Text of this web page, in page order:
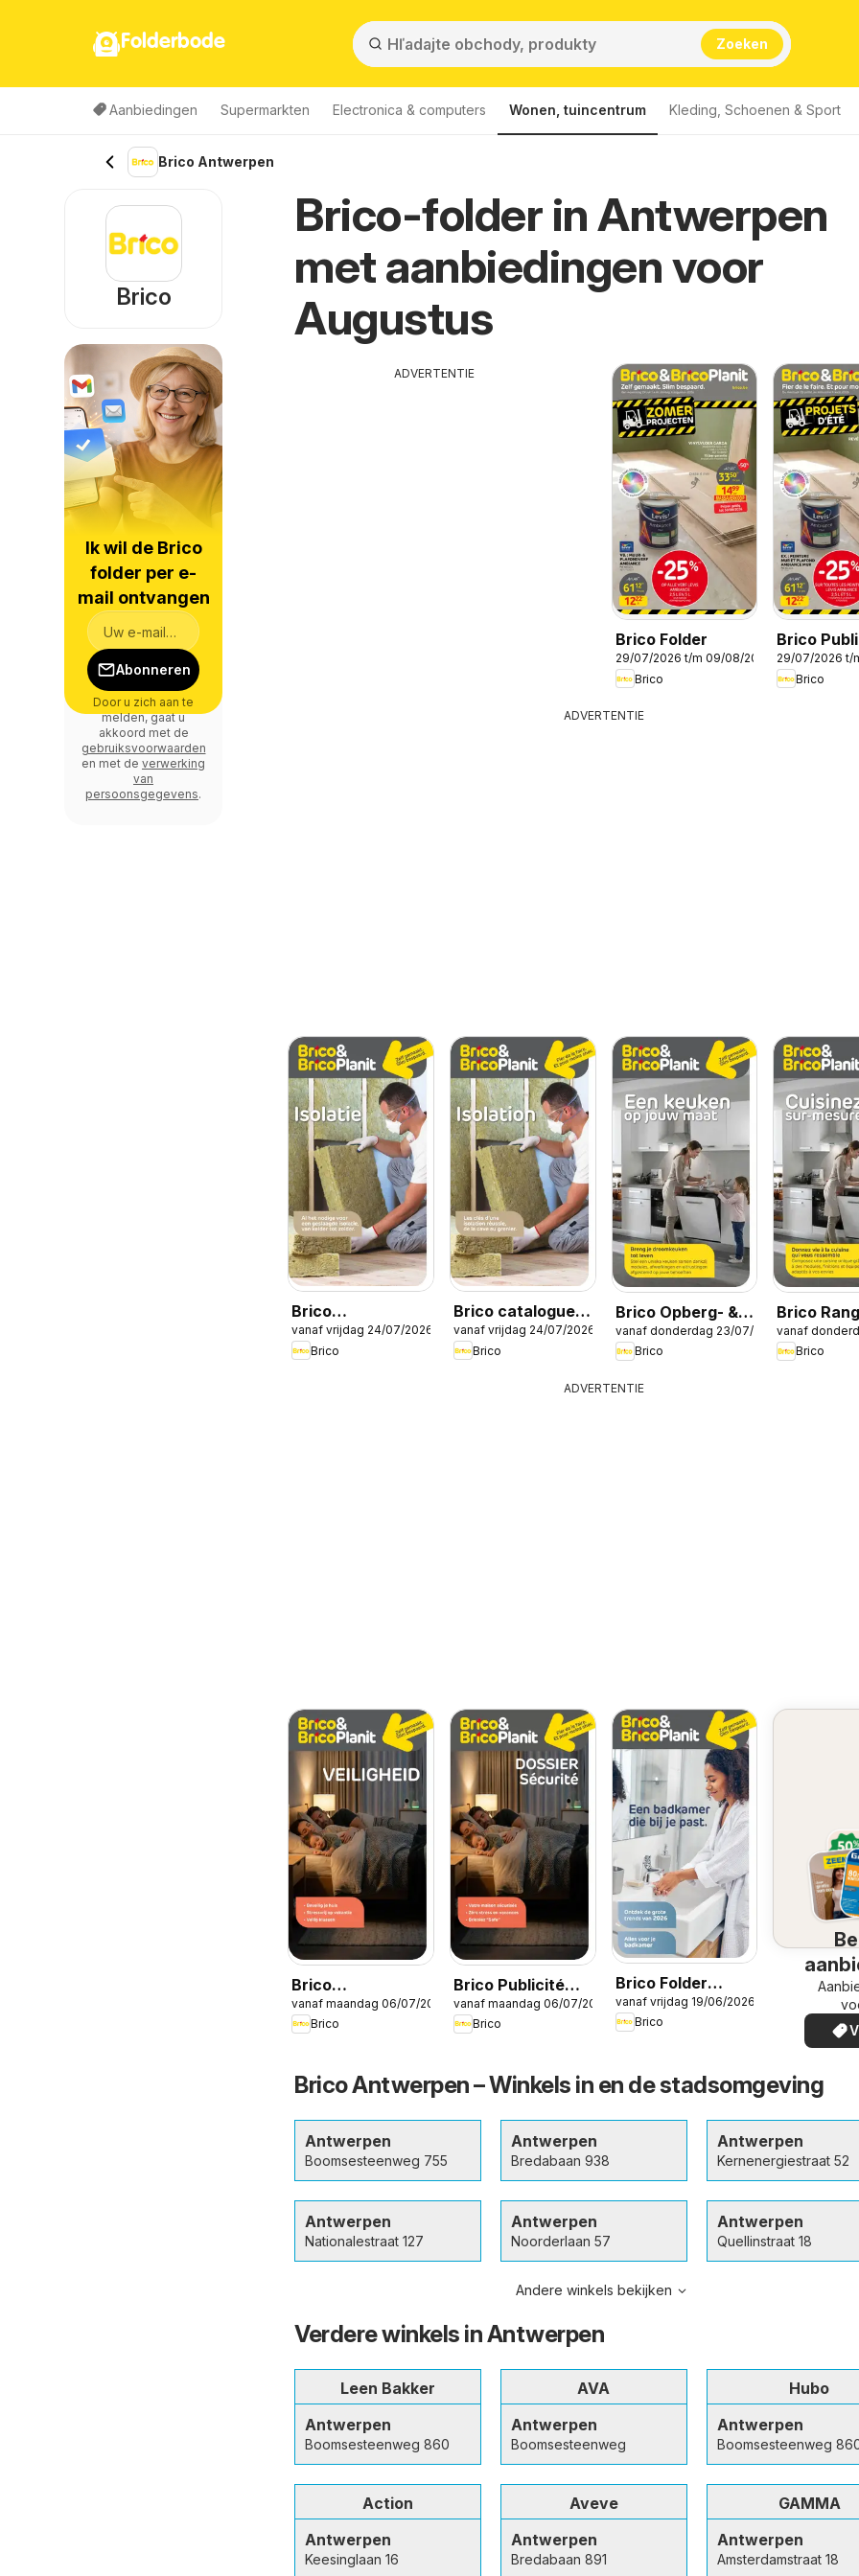
Folderbode Zoeken
Aanbiedingen Supermarkten Electronica & computers Wonen, tuincentrum Kleding, Schoenen & Sport
Brico Antwerpen
Brico-folder in Antwerpen
met aanbiedingen voor
Augustus
ADVERTENTIE
Brico Folder
29/07/2026 t/m 09/08/2026
Brico
Brico
29/07/2026 t/
Brico
ADVERTENTIE
Brico
isolatiecatalogus
vanaf vrijdag 24/07/2026
Brico
Brico catalogue
isolation
vanaf vrijdag 24/07/2026
Brico
Brico Opberg- &
keukencatalogus
vanaf donderdag 23/07/2026
Brico
Brico
& cuisines
vanaf
Brico
ADVERTENTIE
Brico
Veiligheidsmagazine
vanaf maandag 06/07/2026
Brico
Brico Publicité
Sécurité
vanaf maandag 06/07/2026
Brico
Brico Folder
Badkamermagazine
vanaf vrijdag 19/06/2026
Brico
Brico Antwerpen – Winkels in en de stadsomgeving
Antwerpen
Boomsesteenweg 755
Antwerpen
Bredabaan 938
Antwerpen
Kernenergiestraat 52
Antwerpen
Nationalestraat 127
Antwerpen
Noorderlaan 57
Antwerpen
Quellinstraat 18
Andere winkels bekijken
Verdere winkels in Antwerpen
Leen Bakker
Antwerpen
Boomsesteenweg 860
AVA
Antwerpen
Boomsesteenweg
Hubo
Antwerpen
Boomsesteenweg
Action
Antwerpen
Keesinglaan 16
Aveve
Antwerpen
Bredabaan 891
GAMMA
Antwerpen
Amsterdamstraat 18
Brico
Ik wil de Brico
folder per e-
mail ontvangen
Abonneren
Door u zich aan te
melden, gaat u
akkoord met de
gebruiksvoorwaarden
en met de verwerking
van
persoonsgegevens.